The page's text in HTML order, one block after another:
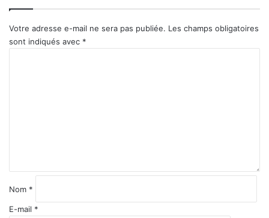
Votre adresse e-mail ne sera pas publiée. Les champs obligatoires
sont indiqués avec *
r
e
Nom *
E-mail *